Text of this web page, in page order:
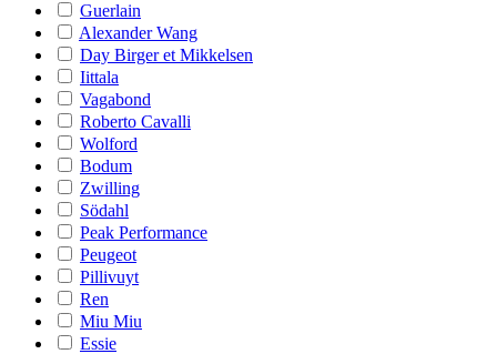
Guerlain
Alexander Wang
Day Birger et Mikkelsen
Iittala
Vagabond
Roberto Cavalli
Wolford
Bodum
Zwilling
Södahl
Peak Performance
Peugeot
Pillivuyt
Ren
Miu Miu
Essie